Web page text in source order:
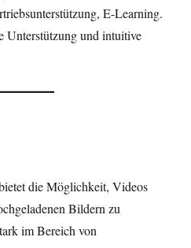
E-Learning.
Unterstützung und intuitive
die Möglichkeit, Videos
Bildern zu
im Bereich von